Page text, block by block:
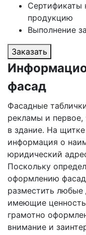
Сертификаты
продукцию
Выполнение
Заказать
фасад
Фасадные
рекламы и первое,
в здание. На
информация о
юридический
Поскольку
оформлению
разместить любые
имеющие
грамотно
внимание и